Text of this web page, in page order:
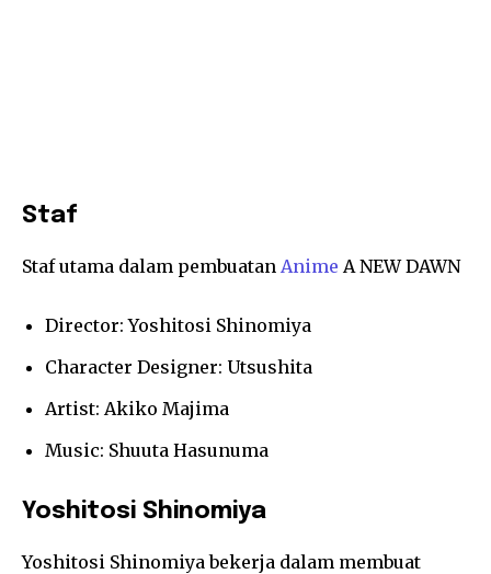
Staf
Staf utama dalam pembuatan Anime A NEW DAWN
Director: Yoshitosi Shinomiya
Character Designer: Utsushita
Artist: Akiko Majima
Music: Shuuta Hasunuma
Yoshitosi Shinomiya
Yoshitosi Shinomiya bekerja dalam membuat